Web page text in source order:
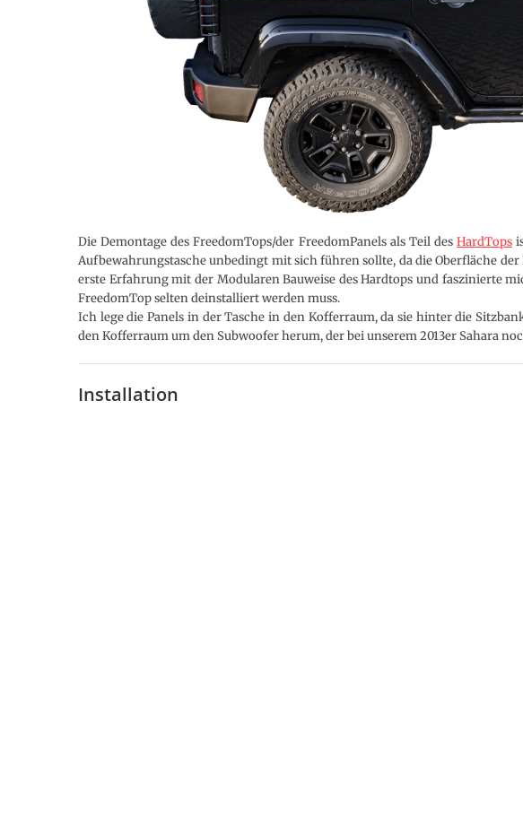
Die Demontage des FreedomTops/der FreedomPanels als Teil desHardTops
Aufbewahrungstasche unbedingt mit sich führen sollte, da die Oberfläche
erste Erfahrung mit der Modularen Bauweise des Hardtops und faszinierte
FreedomTop selten deinstalliert werden muss.
Ich lege die Panels in der Tasche in den Kofferraum, da sie hinter die
den Kofferraum um den Subwoofer herum, der bei unserem 2013er Sahara
Installation